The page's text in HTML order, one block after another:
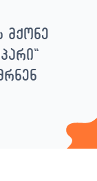
მქონე